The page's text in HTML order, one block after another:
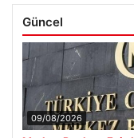
Güncel
09/08/2026